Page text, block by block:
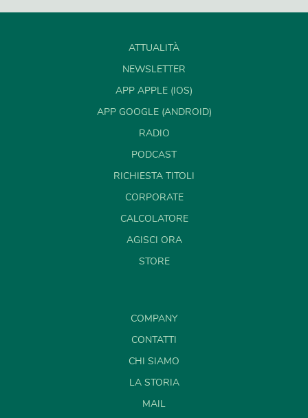
ATTUALITÀ
NEWSLETTER
APP APPLE (IOS)
APP GOOGLE (ANDROID)
RADIO
PODCAST
RICHIESTA TITOLI
CORPORATE
CALCOLATORE
AGISCI ORA
STORE
COMPANY
CONTATTI
CHI SIAMO
LA STORIA
MAIL